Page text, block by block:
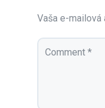
Vaša e-mailová